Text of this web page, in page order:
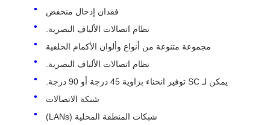
فقدان إدخال منخفض
نظام اتصالات الألياف البصرية.
مجموعة متنوعة من أنواع وألوان الأكمام الخلفية
نظام اتصالات الألياف البصرية.
يمكن لـ SC توفير انحناء بزاوية 45 درجة أو 90 درجة.
شبكة الاتصالات
شبكات المنطقة المحلية (LANs)